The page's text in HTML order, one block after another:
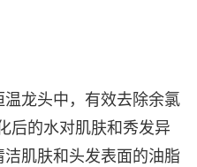
龙头中，有效去除余氯
后的水对肌肤和秀发异
肌肤和头发表面的油脂